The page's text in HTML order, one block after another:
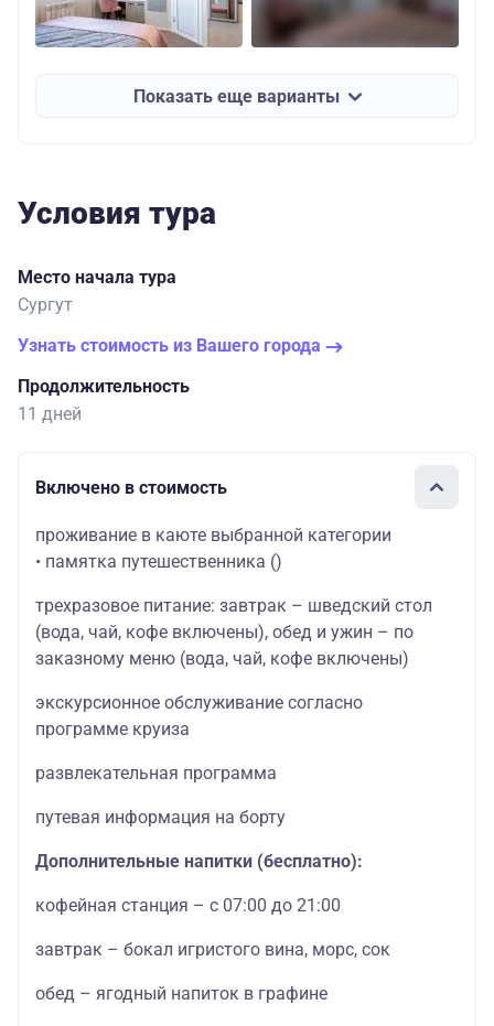
Показать еще варианты
Условия тура
Место начала тура
Сургут
Узнать стоимость из Вашего города
Продолжительность
11 дней
Включено в стоимость
проживание в каюте выбранной категории
• памятка путешественника ()
трехразовое питание: завтрак – шведский стол
(вода, чай, кофе включены), обед и ужин – по
заказному меню (вода, чай, кофе включены)
экскурсионное обслуживание согласно
программе круиза
развлекательная программа
путевая информация на борту
Дополнительные напитки (бесплатно):
кофейная станция – с 07:00 до 21:00
завтрак – бокал игристого вина, морс, сок
обед – ягодный напиток в графине